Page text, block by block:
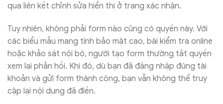
qua liên kết chỉnh sửa hiển thị ở trang xác nhận.
Tuy nhiên, không phải form nào cũng có quyền này. Với
các biểu mẫu mang tính bảo mật cao, bài kiểm tra online
hoặc khảo sát nội bộ, người tạo form thường tắt quyền
xem lại phản hồi. Khi đó, dù bạn đã đăng nhập đúng tài
khoản và gửi form thành công, bạn vẫn không thể truy
cập lại nội dung đã điền.